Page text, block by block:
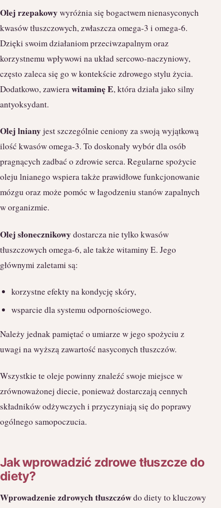
Olej rzepakowywyróżnia się bogactwem nienasyconych
kwasów tłuszczowych, zwłaszcza omega-3 i omega-6.
Dzięki swoim działaniom przeciwzapalnym oraz
korzystnemu wpływowi na układ sercowo-naczyniowy,
często zaleca się go w kontekście zdrowego stylu życia.
Dodatkowo, zawierawitaminę E, która działa jako silny
antyoksydant.
Olej lnianyjest szczególnie ceniony za swoją wyjątkową
ilość kwasów omega-3. To doskonały wybór dla osób
pragnących zadbać o zdrowie serca. Regularne spożycie
oleju lnianego wspiera także prawidłowe funkcjonowanie
mózgu oraz może pomóc w łagodzeniu stanów zapalnych
w organizmie.
Olej słonecznikowydostarcza nie tylko kwasów
tłuszczowych omega-6, ale także witaminy E. Jego
głównymi zaletami są:
korzystne efekty na kondycję skóry,
wsparcie dla systemu odpornościowego.
Należy jednak pamiętać o umiarze w jego spożyciu z
uwagi na wyższą zawartość nasyconych tłuszczów.
Wszystkie te oleje powinny znaleźć swoje miejsce w
zrównoważonej diecie, ponieważ dostarczają cennych
składników odżywczych i przyczyniają się do poprawy
ogólnego samopoczucia.
Jak wprowadzić zdrowe tłuszcze do
diety?
Wprowadzenie zdrowych tłuszczówdo diety to kluczowy